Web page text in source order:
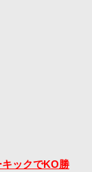
ックでKO勝